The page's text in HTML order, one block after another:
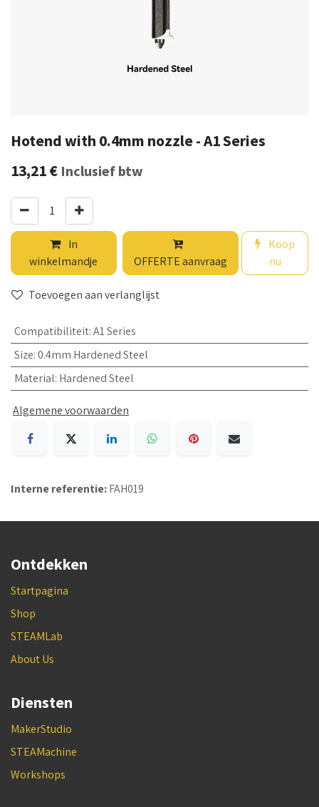
Hotend with 0.4mm nozzle - A1 Series
13,21€ Inclusief btw
In
winkelmandje
OFFERTE aanvraag
Koop
nu
Toevoegen aan verlanglijst
Compatibiliteit:A1 Series
Size:0.4mm Hardened Steel
Material: Hardened Steel
Algemene voorwaarden
Interne referentie:FAH019
Ontdekken
Startpagina
Shop
STEAMLab
About Us
Diensten
MakerStudio
STEAMachine
Workshops